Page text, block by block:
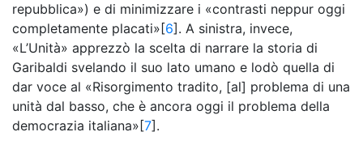
repubblica») e di minimizzare i «contrasti neppur oggi
completamente placati»[6]. A sinistra, invece,
«L’Unità» apprezzò la scelta di narrare la storia di
Garibaldi svelando il suo lato umano e lodò quella di
dar voce al «Risorgimento tradito, [al] problema di una
unità dal basso, che è ancora oggi il problema della
democrazia italiana»[7].